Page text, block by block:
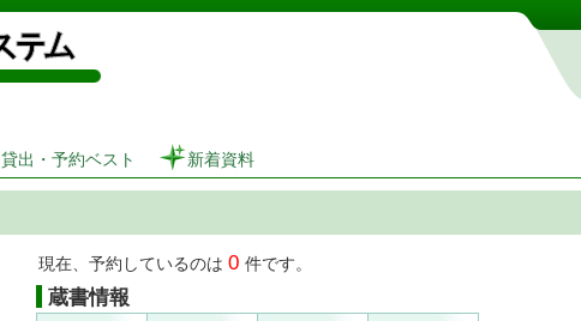
図書館 蔵書検索・予約システム
貸出・予約ベスト 新着資料
現在、予約しているのは 0 件です。
蔵書情報